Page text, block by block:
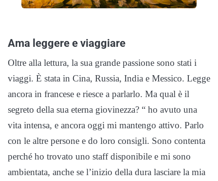
Ama leggere e viaggiare
Oltre alla lettura, la sua grande passione sono stati i
viaggi. È stata in Cina, Russia, India e Messico. Legge
ancora in francese e riesce a parlarlo. Ma qual è il
segreto della sua eterna giovinezza? “ ho avuto una
vita intensa, e ancora oggi mi mantengo attivo. Parlo
con le altre persone e do loro consigli. Sono contenta
perché ho trovato uno staff disponibile e mi sono
ambientata, anche se l’inizio della dura lasciare la mia